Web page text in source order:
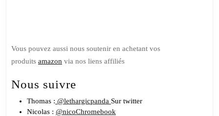
Vous pouvez aussi nous soutenir en achetant vos
produits amazon via nos liens affiliés
Nous suivre
Thomas : @lethargicpanda Sur twitter
Nicolas : @nicoChromebook